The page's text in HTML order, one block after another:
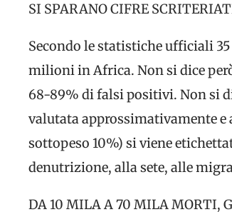
SI SPARANO CIFRE
Secondo le statistiche ufficiali
milioni in Africa. Non si dice
68-89% di falsi positivi. Non si
valutata approssimativamente e
sottopeso 10%) si viene
denutrizione, alla sete, alle
DA 10 MILA A 70 MILA MORTI,